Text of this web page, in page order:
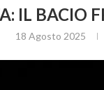
IL BACIO
18 Agosto 2025